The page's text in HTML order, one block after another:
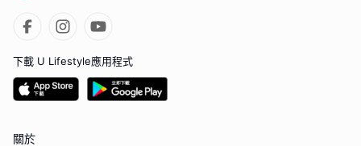
下載 U Lifestyle應用程式
關於